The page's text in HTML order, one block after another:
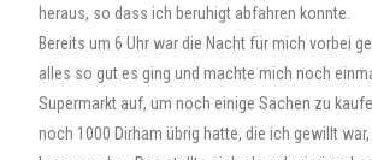
heraus, so dass ich beruhigt abfahren konnte.
Bereits um 6 Uhr war die Nacht für mich vorbei
alles so gut es ging und machte mich noch
Supermarkt auf, um noch einige Sachen zu
noch 1000 Dirham übrig hatte, die ich gewillt